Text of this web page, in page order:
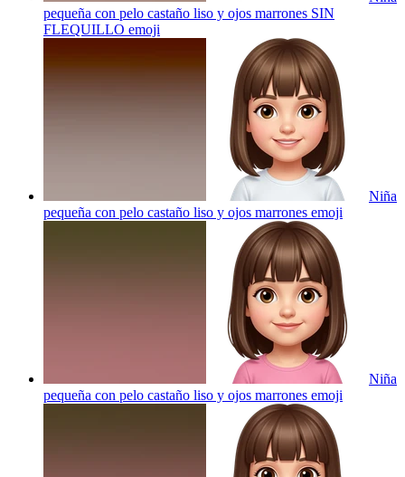
pequeña con pelo castaño liso y ojos marrones SIN
FLEQUILLO emoji
Niña
pequeña con pelo castaño liso y ojos marrones emoji
Niña
pequeña con pelo castaño liso y ojos marrones emoji